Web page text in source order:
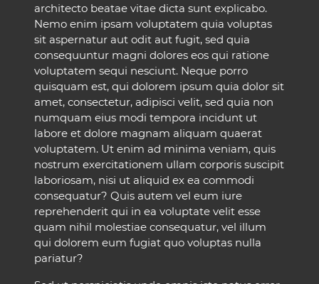
architecto beatae vitae dicta sunt explicabo.
Nemo enim ipsam voluptatem quia voluptas
sit aspernatur aut odit aut fugit, sed quia
consequuntur magni dolores eos qui ratione
voluptatem sequi nesciunt. Neque porro
quisquam est, qui dolorem ipsum quia dolor sit
amet, consectetur, adipisci velit, sed quia non
numquam eius modi tempora incidunt ut
labore et dolore magnam aliquam quaerat
voluptatem. Ut enim ad minima veniam, quis
nostrum exercitationem ullam corporis suscipit
laboriosam, nisi ut aliquid ex ea commodi
consequatur? Quis autem vel eum iure
reprehenderit qui in ea voluptate velit esse
quam nihil molestiae consequatur, vel illum
qui dolorem eum fugiat quo voluptas nulla
pariatur?